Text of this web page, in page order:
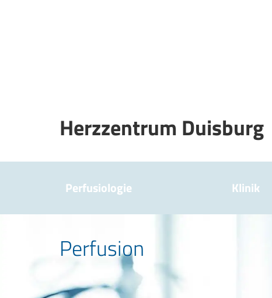
Herzzentrum Duisburg
Perfusiologie Klinik
Perfusion